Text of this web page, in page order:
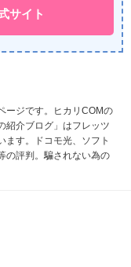
サイト
ージです。ヒカリCOMの
紹介ブログ」はフレッツ
ます。ドコモ光、ソフト
の評判。騙されない為の